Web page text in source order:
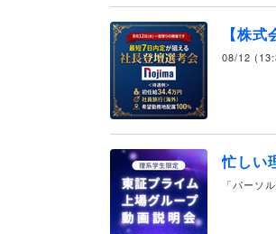
【株
08/12
忙しい
「パーソ